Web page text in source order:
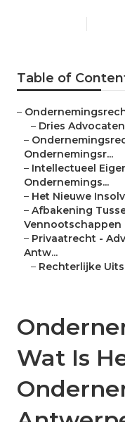
Table of
–
– Dries
–
Ondernemingsr...
– Intellectueel
Ondernemings...
– Het Nieuwe
– Afbakening
Vennootschappen
– Privaatrecht -
Antw...
– Rechterlijke
Wat Is